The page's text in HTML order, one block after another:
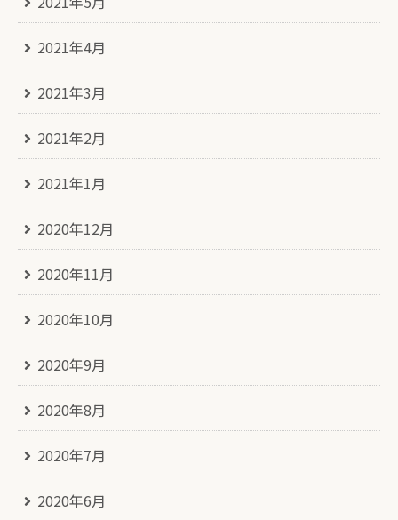
2021年4月
2021年3月
2021年2月
2021年1月
2020年12月
2020年11月
2020年10月
2020年9月
2020年8月
2020年7月
2020年6月